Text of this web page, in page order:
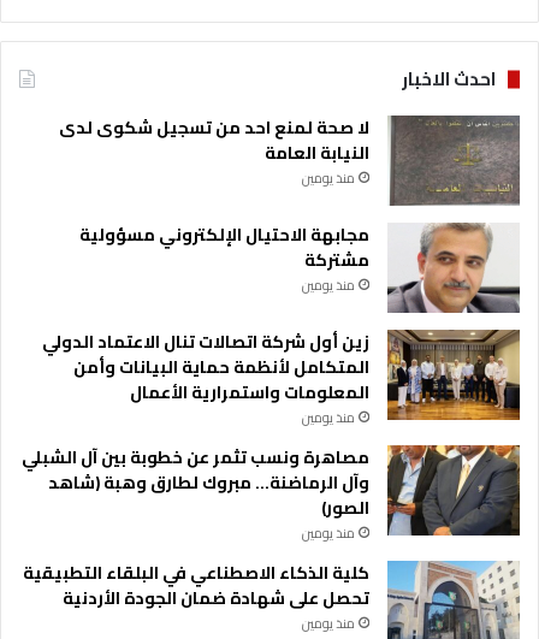
احدث الاخبار
لا صحة لمنع احد من تسجيل شكوى لدى
النيابة العامة
منذ يومين
مجابهة الاحتيال الإلكتروني مسؤولية
مشتركة
منذ يومين
زين أول شركة اتصالات تنال الاعتماد الدولي
المتكامل لأنظمة حماية البيانات وأمن
المعلومات واستمرارية الأعمال
منذ يومين
مصاهرة ونسب تثمر عن خطوبة بين آل الشبلي
وآل الرماضنة… مبروك لطارق وهبة (شاهد
الصور)
منذ يومين
كلية الذكاء الاصطناعي في البلقاء التطبيقية
تحصل على شهادة ضمان الجودة الأردنية
منذ يومين